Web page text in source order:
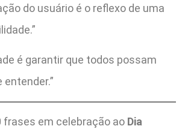
do usuário é o reflexo de uma
é garantir que todos possam
frases em celebração ao Dia